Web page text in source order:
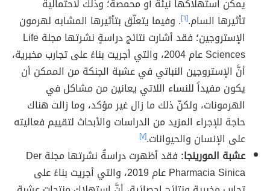
يمكن استهلاكها نيئةً أو محمصة؛ وذلك لاحتمالية
تأثيرها السام.[٦] . وفيما يتعلّق بتأثيرها المشابه لهرمون
الإستروجين؛ فقد أشارت نتائج دراسةٍ نشرتها مجلة Life
Sciences عام 2004، والتي أجريت بناءً على تجارب مخبرية،
أنَّ الإستروجين النباتي في عشبة الجنكة من الممكن أن
يكون مفيداً للنساء اللاتي يعانين من مشاكل في
الهرمونات، ولكنّ ذلك ما زال غير مؤكد، وما زالت هناك
حاجة للإجراء المزيد من الدراسات والأبحاث لتقييم فعاليته
على الإنسان والحيوانات.[٧]
عشبة المورينجا:
فقد أظهرت دراسةٌ نشرتها مجلة Der
Pharmacia Sinica عام 2019، والتي أجريت بناءً على